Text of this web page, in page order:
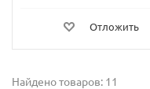
Отложить
Найдено товаров: 11